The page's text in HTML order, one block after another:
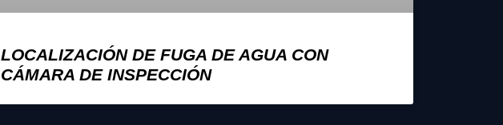
LOCALIZACIÓN DE FUGA DE AGUA CON
CÁMARA DE INSPECCIÓN